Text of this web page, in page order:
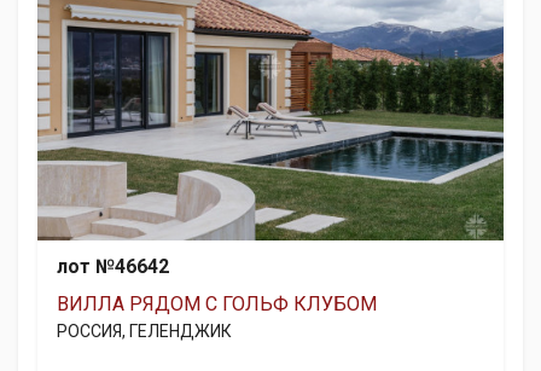
лот №46642
ВИЛЛА РЯДОМ С ГОЛЬФ КЛУБОМ
РОССИЯ, ГЕЛЕНДЖИК